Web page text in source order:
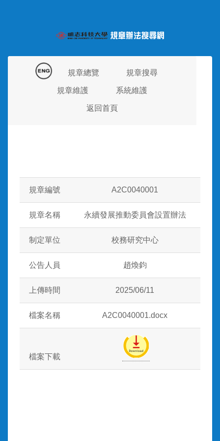
規章總覽 規章搜尋
規章維護 系統維護
返回首頁
規章編號 A2C0040001
規章名稱 永續發展推動委員會設置辦法
制定單位 校務研究中心
公告人員 趙煥鈞
上傳時間 2025/06/11
檔案名稱 A2C0040001.docx
檔案下載